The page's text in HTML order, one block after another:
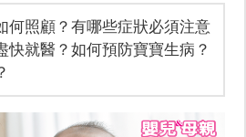
何照顧？有哪些症狀必須注意
快就醫？如何預防寶寶生病？